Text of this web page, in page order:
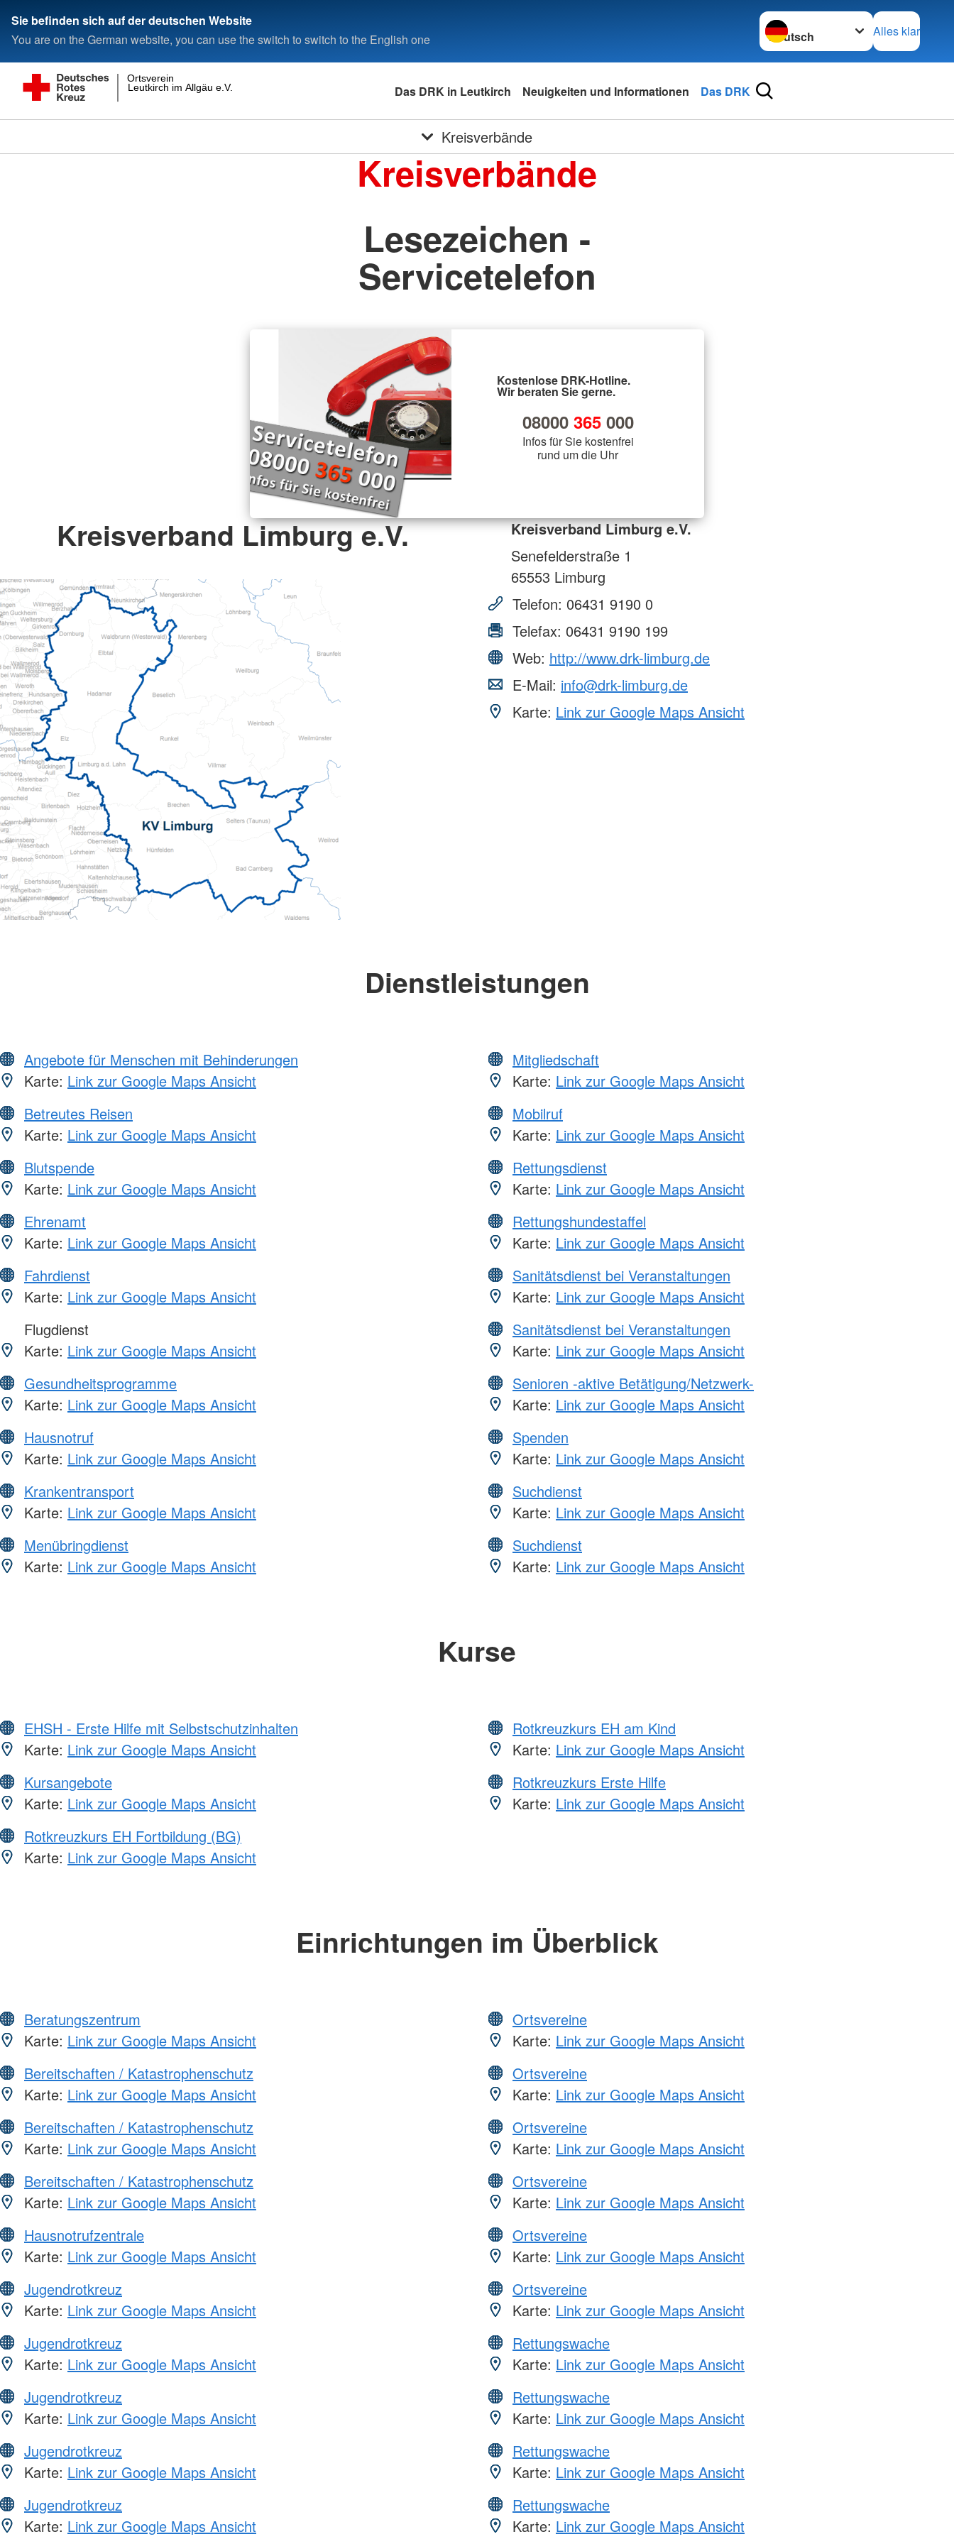
Sie befinden sich auf der deutschen Website
You are on the German website, you can use the switch to switch to the English one
Sprache wechseln zu
Alles klar
Leutkirch im Allgäu e.V.
Ortsverein
Das DRK in Leutkirch Neuigkeiten und Informationen Das DRK
Kreisverbände
Kreisverbände
Lesezeichen -
Servicetelefon
Kostenlose DRK-Hotline.
Wir beraten Sie gerne.
08000 365000
Infos für Sie kostenfrei
rund um die Uhr
Kreisverband Limburg e.V.
Kreisverband Limburg e.V.
Senefelderstraße 1
65553 Limburg
Telefon: 06431 9190 0
Telefax: 06431 9190 199
Web: http://www.drk-limburg.de
E-Mail: info@drk-limburg.de
Karte: Link zur Google Maps Ansicht
Dienstleistungen
Angebote für Menschen mit Behinderungen
Karte: Link zur Google Maps Ansicht
Betreutes Reisen
Karte: Link zur Google Maps Ansicht
Blutspende
Karte: Link zur Google Maps Ansicht
Ehrenamt
Karte: Link zur Google Maps Ansicht
Fahrdienst
Karte: Link zur Google Maps Ansicht
Flugdienst
Karte: Link zur Google Maps Ansicht
Gesundheitsprogramme
Karte: Link zur Google Maps Ansicht
Hausnotruf
Karte: Link zur Google Maps Ansicht
Krankentransport
Karte: Link zur Google Maps Ansicht
Menübringdienst
Karte: Link zur Google Maps Ansicht
Mitgliedschaft
Karte: Link zur Google Maps Ansicht
Mobilruf
Karte: Link zur Google Maps Ansicht
Rettungsdienst
Karte: Link zur Google Maps Ansicht
Rettungshundestaffel
Karte: Link zur Google Maps Ansicht
Sanitätsdienst bei Veranstaltungen
Karte: Link zur Google Maps Ansicht
Sanitätsdienst bei Veranstaltungen
Karte: Link zur Google Maps Ansicht
Senioren -aktive Betätigung/Netzwerk-
Karte: Link zur Google Maps Ansicht
Spenden
Karte: Link zur Google Maps Ansicht
Suchdienst
Karte: Link zur Google Maps Ansicht
Suchdienst
Karte: Link zur Google Maps Ansicht
Kurse
EHSH - Erste Hilfe mit Selbstschutzinhalten
Karte: Link zur Google Maps Ansicht
Kursangebote
Karte: Link zur Google Maps Ansicht
Rotkreuzkurs EH Fortbildung (BG)
Karte: Link zur Google Maps Ansicht
Rotkreuzkurs EH am Kind
Karte: Link zur Google Maps Ansicht
Rotkreuzkurs Erste Hilfe
Karte: Link zur Google Maps Ansicht
Einrichtungen im Überblick
Beratungszentrum
Karte: Link zur Google Maps Ansicht
Bereitschaften / Katastrophenschutz
Karte: Link zur Google Maps Ansicht
Bereitschaften / Katastrophenschutz
Karte: Link zur Google Maps Ansicht
Bereitschaften / Katastrophenschutz
Karte: Link zur Google Maps Ansicht
Hausnotrufzentrale
Karte: Link zur Google Maps Ansicht
Jugendrotkreuz
Karte: Link zur Google Maps Ansicht
Jugendrotkreuz
Karte: Link zur Google Maps Ansicht
Jugendrotkreuz
Karte: Link zur Google Maps Ansicht
Jugendrotkreuz
Karte: Link zur Google Maps Ansicht
Jugendrotkreuz
Karte: Link zur Google Maps Ansicht
Ortsvereine
Karte: Link zur Google Maps Ansicht
Ortsvereine
Karte: Link zur Google Maps Ansicht
Ortsvereine
Karte: Link zur Google Maps Ansicht
Ortsvereine
Karte: Link zur Google Maps Ansicht
Ortsvereine
Karte: Link zur Google Maps Ansicht
Ortsvereine
Karte: Link zur Google Maps Ansicht
Rettungswache
Karte: Link zur Google Maps Ansicht
Rettungswache
Karte: Link zur Google Maps Ansicht
Rettungswache
Karte: Link zur Google Maps Ansicht
Rettungswache
Karte: Link zur Google Maps Ansicht